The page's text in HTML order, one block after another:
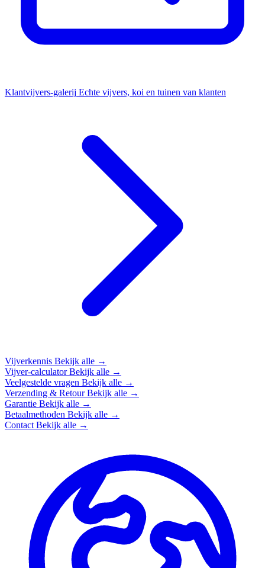
Klantvijvers-galerij Echte vijvers, koi en tuinen van klanten
Vijverkennis Bekijk alle →
Vijver-calculatorBekijk alle →
Veelgestelde vragen Bekijk alle →
Verzending & RetourBekijk alle →
Garantie Bekijk alle →
Betaalmethoden Bekijk alle →
Contact Bekijk alle →